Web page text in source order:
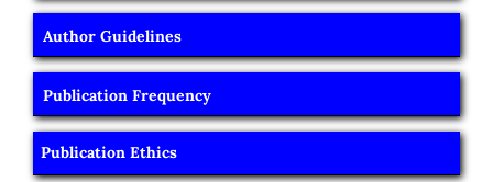
Author Guidelines
Publication Frequency
Publication Ethics